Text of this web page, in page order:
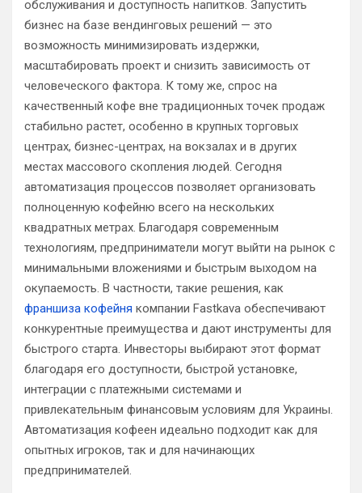
обслуживания и доступность напитков. Запустить
бизнес на базе вендинговых решений — это
возможность минимизировать издержки,
масштабировать проект и снизить зависимость от
человеческого фактора. К тому же, спрос на
качественный кофе вне традиционных точек продаж
стабильно растет, особенно в крупных торговых
центрах, бизнес-центрах, на вокзалах и в других
местах массового скопления людей. Сегодня
автоматизация процессов позволяет организовать
полноценную кофейню всего на нескольких
квадратных метрах. Благодаря современным
технологиям, предприниматели могут выйти на рынок с
минимальными вложениями и быстрым выходом на
окупаемость. В частности, такие решения, как
франшиза кофейня компании Fastkava обеспечивают
конкурентные преимущества и дают инструменты для
быстрого старта. Инвесторы выбирают этот формат
благодаря его доступности, быстрой установке,
интеграции с платежными системами и
привлекательным финансовым условиям для Украины.
Автоматизация кофеен идеально подходит как для
опытных игроков, так и для начинающих
предпринимателей.